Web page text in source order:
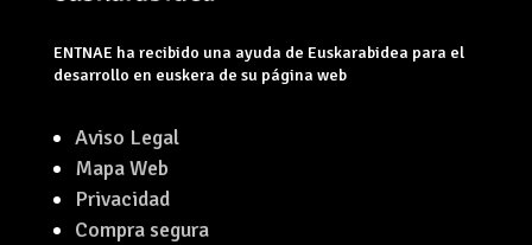
ENTNAE ha recibido una ayuda de Euskarabidea para el
desarrollo en euskera de su página web
Aviso Legal
Mapa Web
Privacidad
Compra segura